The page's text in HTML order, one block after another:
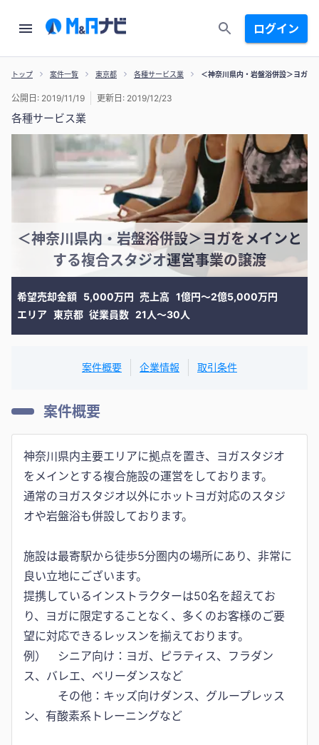
ログイン
トップ 案件一覧 東京都 各種サービス業 ＜神奈川県内・岩盤浴併設＞ヨガを
各種サービス業
公開日: 2019/11/19 更新日: 2019/12/23
＜神奈川県内・岩盤浴併設＞ヨガをメインと
する複合スタジオ運営事業の譲渡
希望売却金額 5,000万円 売上高 1億円〜2億5,000万円
エリア 東京都 従業員数 21人〜30人
案件概要 企業情報 取引条件
案件概要
神奈川県内主要エリアに拠点を置き、ヨガスタジオ
をメインとする複合施設の運営をしております。
通常のヨガスタジオ以外にホットヨガ対応のスタジ
オや岩盤浴も併設しております。
施設は最寄駅から徒歩5分圏内の場所にあり、非常に
良い立地にございます。
提携しているインストラクターは50名を超えてお
り、ヨガに限定することなく、多くのお客様のご要
望に対応できるレッスンを揃えております。
例） シニア向け：ヨガ、ピラティス、フラダン
ス、バレエ、ベリーダンスなど
その他：キッズ向けダンス、グループレッス
ン、有酸素系トレーニングなど